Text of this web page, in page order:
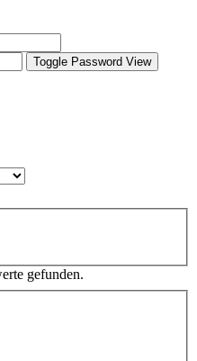
Toggle Password View
gefunden.